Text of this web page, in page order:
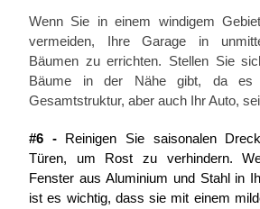
Wenn Sie in einem windigem
vermeiden, Ihre Garage in
Bäumen zu errichten. Stellen Sie
Bäume in der Nähe gibt, da es
Gesamtstruktur, aber auch Ihr Auto,
#6 -Reinigen Sie saisonalen
Türen, um Rost zu verhindern.
Fenster aus Aluminium und Stahl in
ist es wichtig, dass sie mit einem